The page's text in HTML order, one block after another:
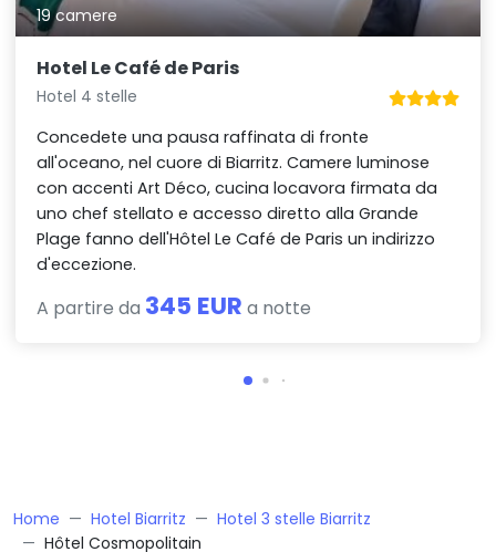
19 camere
Hotel Le Café de Paris
Hotel 4 stelle
Concedete una pausa raffinata di fronte
all'oceano, nel cuore di Biarritz. Camere luminose
con accenti Art Déco, cucina locavora firmata da
uno chef stellato e accesso diretto alla Grande
Plage fanno dell'Hôtel Le Café de Paris un indirizzo
d'eccezione.
A partire da 345 EUR a notte
Home Hotel Biarritz
Hotel 3 stelle Biarritz
Hôtel Cosmopolitain